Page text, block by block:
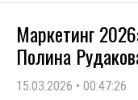
Маркетинг
Полина
15.03.2026 • 00:47:26